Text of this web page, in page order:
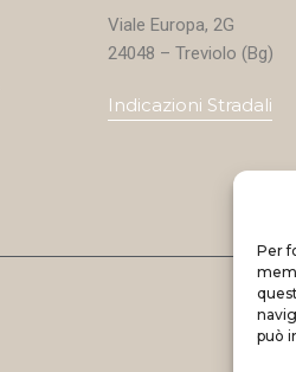
Per
può
Viale Europa, 2G
24048 – Treviolo (Bg)
Indicazioni Stradali